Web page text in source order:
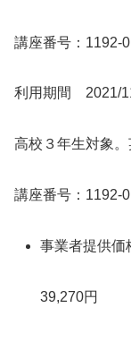
講座番号：1192-
利用期間 2021/
高校３年生対象。
講座番号：1192-
事業者提供価
39,270円